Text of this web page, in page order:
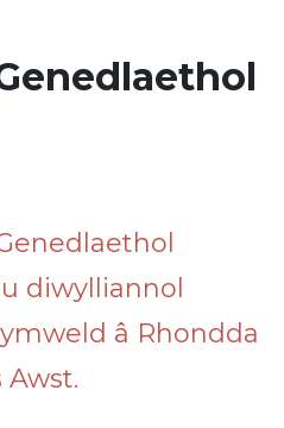
diwylliannol
â Rhondda